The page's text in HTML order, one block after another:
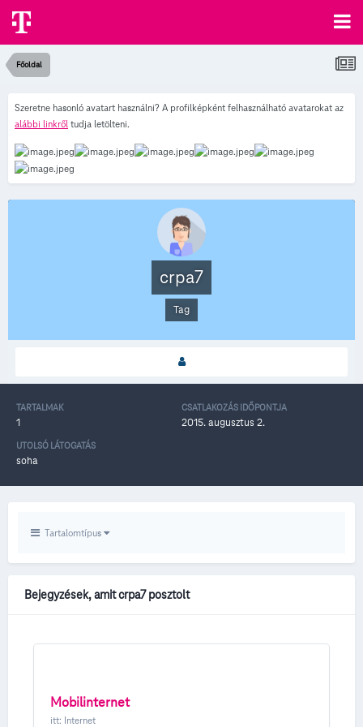
Főoldal
Szeretne hasonló avatart használni? A profilképként felhasználható avatarokat az
alábbi linkről tudja letölteni.
crpa7
Tag
TARTALMAK
1
CSATLAKOZÁS IDŐPONTJA
2015. augusztus 2.
UTOLSÓ LÁTOGATÁS
soha
Tartalomtípus
Bejegyzések, amit crpa7 posztolt
Mobilinternet
itt: Internet